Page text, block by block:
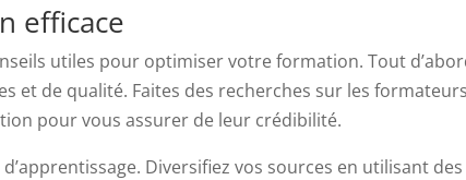
efficace
utiles pour optimiser votre formation. Tout
et de qualité. Faites des recherches sur les
pour vous assurer de leur crédibilité.
Diversifiez vos sources en utilisant des